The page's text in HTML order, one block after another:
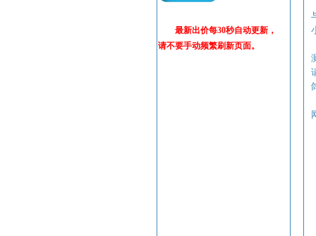
最新出价每30秒自动更新，
请不要手动频繁刷新页面。